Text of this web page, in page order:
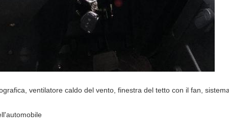
ventilatore caldo del vento, finestra del tetto con il fan,